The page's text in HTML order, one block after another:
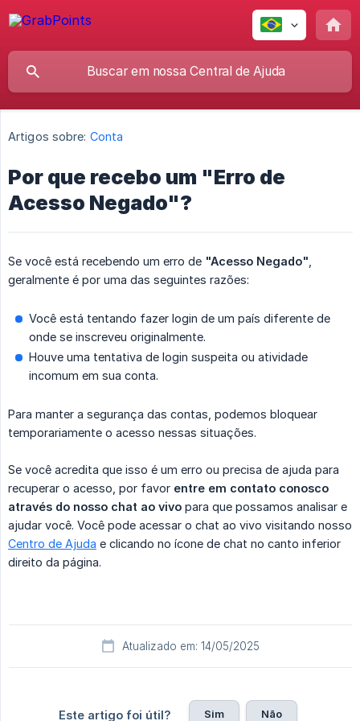
Artigos sobre: Conta
Por que recebo um "Erro de
Acesso Negado"?
Se você está recebendo um erro de "Acesso Negado"
geralmente é por uma das seguintes razões:
Você está tentando fazer login de um país diferente de
onde se inscreveu originalmente.
Houve uma tentativa de login suspeita ou atividade
incomum em sua conta.
Para manter a segurança das contas, podemos bloquear
temporariamente o acesso nessas situações.
Se você acredita que isso é um erro ou precisa de ajuda para
recuperar o acesso, por favor entre em contato conosco
através do nosso chat ao vivo para que possamos analisar e
ajudar você. Você pode acessar o chat ao vivo visitando nosso
Centro de Ajuda e clicando no ícone de chat no canto inferior
direito da página.
Atualizado em: 14/05/2025
Este artigo foi útil? Sim Não